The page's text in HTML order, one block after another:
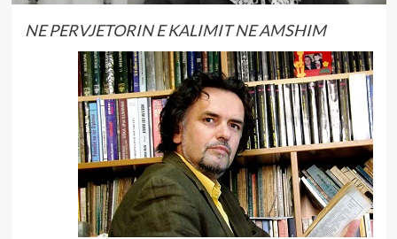
NE PERVJETORIN E KALIMIT NE AMSHIM